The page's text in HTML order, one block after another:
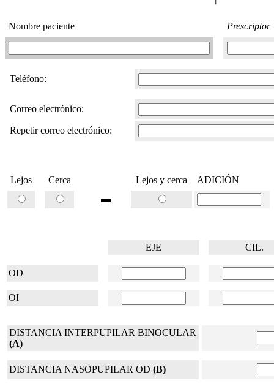
Nombre paciente Prescriptor
Teléfono:
Correo electrónico:
Repetir correo electrónico:
Lejos Cerca Lejos y cerca
ADICIÓN
▬
EJE CIL.
OD
OI
DISTANCIA INTERPUPILAR BINOCULAR
(A)
DISTANCIA NASOPUPILAR OD (B)